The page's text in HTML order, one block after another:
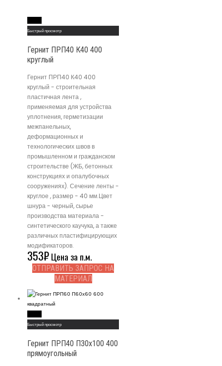
Быстрый просмотр
Гернит ПРП40 К40 400
круглый
Гернит ПРП40 К40 400
круглый - строительная
пластичная лента ,
применяемая для устройства
уплотнения, герметизации
межпанельных,
деформационных и
технологических швов в
промышленном и гражданском
строительстве (ЖБ, бетонных
конструкциях и опалубочных
сооружениях). Сечение ленты -
круглое , размер - 40 мм.Цвет
шнура - черный, сырье
производства материала -
синтетического каучука, а также
различных пластифицирующих
модификаторов.
353₽Цена за п.м.
ОТПРАВИТЬ ЗАПРОС НА
МАТЕРИАЛ
Быстрый просмотр
Гернит ПРП40 П30х100 400
прямоугольный